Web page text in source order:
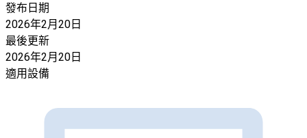
發布日期
2026年2月20日
最後更新
2026年2月20日
適用設備